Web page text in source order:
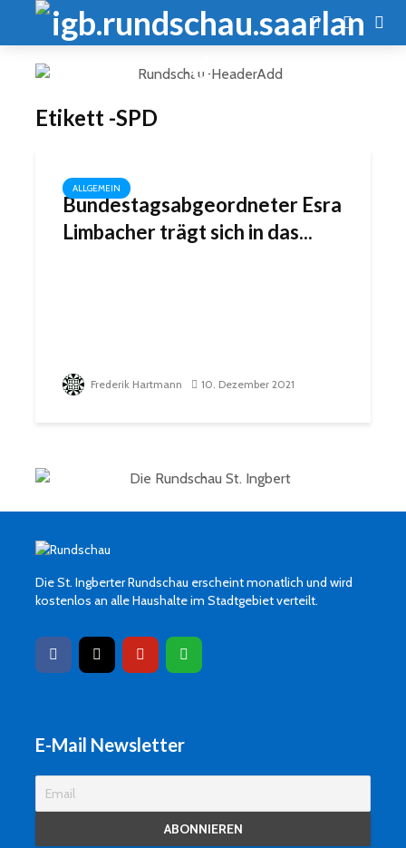
Etikett -SPD
ALLGEMEIN
Bundestagsabgeordneter Esra
Limbacher trägt sich in das...
Frederik Hartmann 10. Dezember 2021
Die St. Ingberter Rundschau erscheint monatlich und wird
kostenlos an alle Haushalte im Stadtgebiet verteilt.
E-Mail Newsletter